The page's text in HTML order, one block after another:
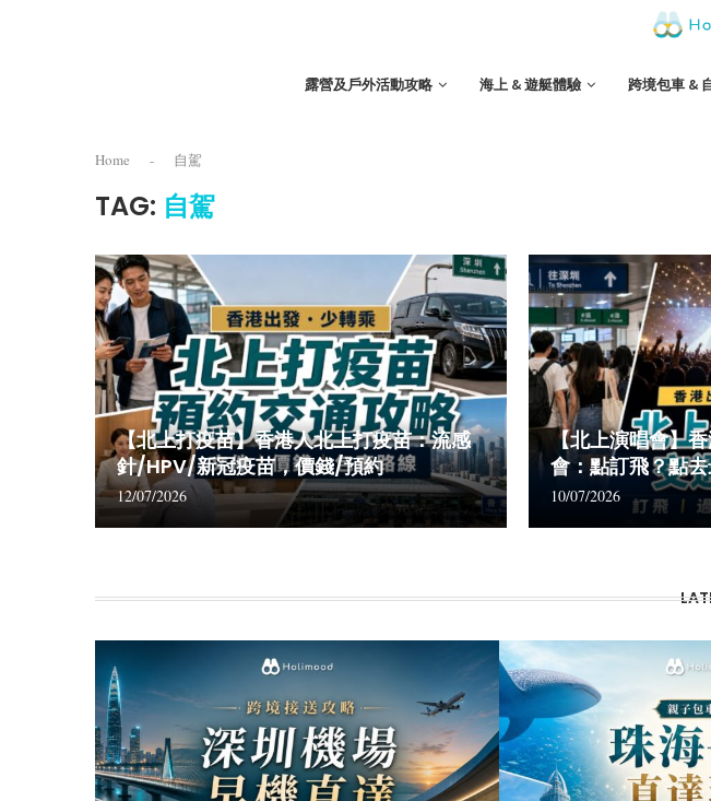
露營及戶外活動攻略 海上 & 遊艇體驗 跨境包車 &
Home - 自駕
TAG: 自駕
【北上打疫苗】香港人北上打疫苗：流感
針/HPV/新冠疫苗，價錢/預約
12/07/2026
【北上演唱會】
會：點訂飛？點
10/07/2026